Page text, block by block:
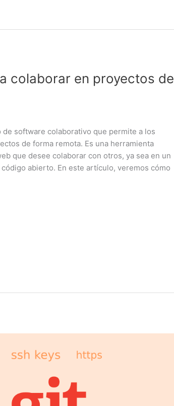
colaborar en proyectos de
software colaborativo que permite a los
de forma remota. Es una herramienta
que desee colaborar con otros, ya sea en un
abierto. En este artículo, veremos cómo